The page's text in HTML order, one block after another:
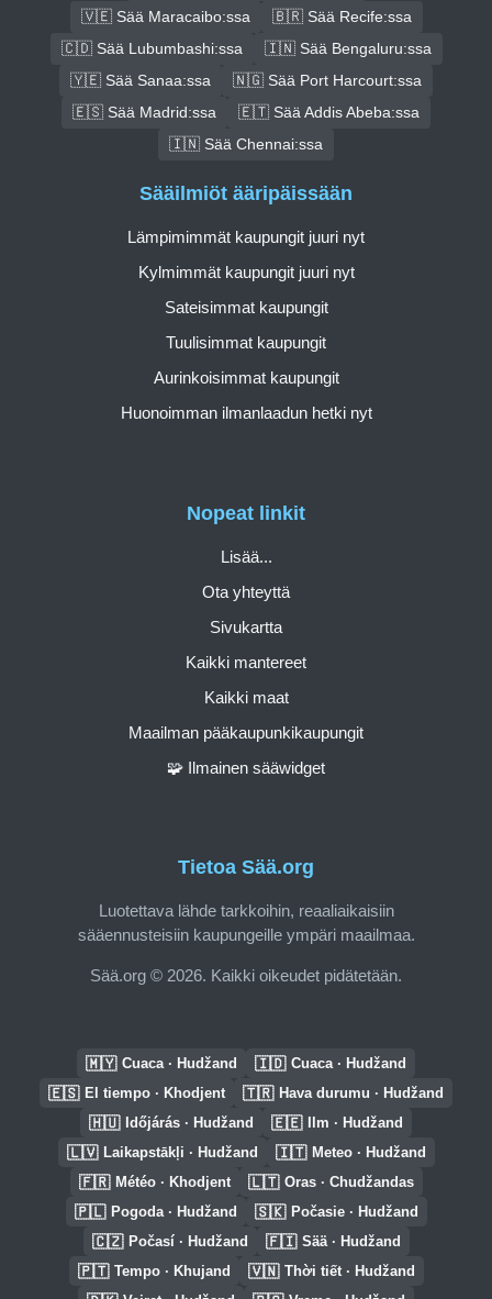
🇻🇪 Sää Maracaibo:ssa
🇧🇷 Sää Recife:ssa
🇨🇩 Sää Lubumbashi:ssa
🇮🇳 Sää Bengaluru:ssa
🇾🇪 Sää Sanaa:ssa
🇳🇬 Sää Port Harcourt:ssa
🇪🇸 Sää Madrid:ssa
🇪🇹 Sää Addis Abeba:ssa
🇮🇳 Sää Chennai:ssa
Tietoa Sää.org
Luotettava lähde tarkkoihin, reaaliaikaisiin
sääennusteisiin kaupungeille ympäri maailmaa.
Sää.org © 2026. Kaikki oikeudet pidätetään.
Nopeat linkit
Lisää...
Ota yhteyttä
Sivukartta
Kaikki mantereet
Kaikki maat
Maailman pääkaupunkikaupungit
🧩 Ilmainen sääwidget
Sääilmiöt ääripäissään
Lämpimimmät kaupungit juuri nyt
Kylmimmät kaupungit juuri nyt
Sateisimmat kaupungit
Tuulisimmat kaupungit
Aurinkoisimmat kaupungit
Huonoimman ilmanlaadun hetki nyt
🇲🇾 Cuaca · Hudžand 🇮🇩 Cuaca · Hudžand
🇪🇸 El tiempo · Khodjent 🇹🇷 Hava durumu · Hudžand
🇭🇺 Időjárás · Hudžand 🇪🇪 Ilm · Hudžand
🇱🇻 Laikapstākļi · Hudžand 🇮🇹 Meteo · Hudžand
🇫🇷 Météo · Khodjent 🇱🇹 Oras · Chudžandas
🇵🇱 Pogoda · Hudžand 🇸🇰 Počasie · Hudžand
🇨🇿 Počasí · Hudžand 🇫🇮 Sää · Hudžand
🇵🇹 Tempo · Khujand 🇻🇳 Thời tiết · Hudžand